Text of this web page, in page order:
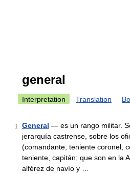
general
Interpretation Translation
1 General — es un rango militar.
jerarquía castrense, sobre los
(comandante, teniente coronel,
teniente, capitán; que son en la
alférez de navío y …